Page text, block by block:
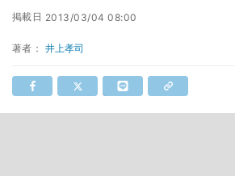
掲載日 2013/03/04 08:00
著者： 井上孝司